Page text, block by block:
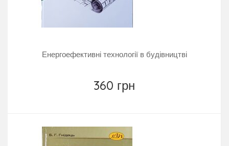
Енергоефективні технології в будівництві
360 грн